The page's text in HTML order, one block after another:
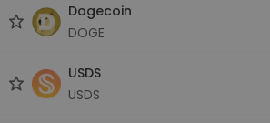
Dogecoin
DOGE
USDS
USDS